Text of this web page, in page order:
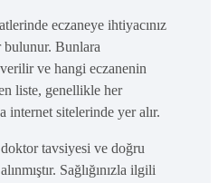
eczaneye ihtiyacınız
bulunur. Bunlara
verilir ve hangi eczanenin
liste, genellikle her
internet sitelerinde yer alır.
tavsiyesi ve doğru
Sağlığınızla ilgili